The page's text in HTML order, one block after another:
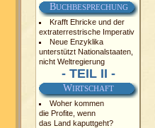
BUCHBESPRECHUNG
Krafft Ehricke und der
extraterrestrische Imperativ
Neue Enzyklika
unterstützt Nationalstaaten,
nicht Weltregierung
- TEIL II -
WIRTSCHAFT
Woher kommen
die Profite, wenn
das Land kaputtgeht?